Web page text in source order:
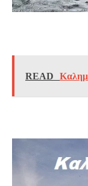
READ